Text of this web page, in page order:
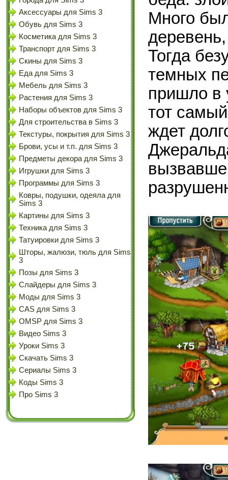
Аксессуары для Sims 3
Обувь для Sims 3
Косметика для Sims 3
Транспорт для Sims 3
Скины для Sims 3
Еда для Sims 3
Мебель для Sims 3
Растения для Sims 3
Наборы объектов для Sims 3
Для строительства в Sims 3
Текстуры, покрытия для Sims 3
Брови, усы и т.п. для Sims 3
Предметы декора для Sims 3
Игрушки для Sims 3
Программы для Sims 3
Ковры, подушки, одеяла для
Sims 3
Картины для Sims 3
Техника для Sims 3
Татуировки для Sims 3
Шторы, жалюзи, тюль для Sims
3
Позы для Sims 3
Слайдеры для Sims 3
Моды для Sims 3
CAS для Sims 3
OMSP для Sims 3
Видео Sims 3
Уроки Sims 3
Скачать Sims 3
Сериалы Sims 3
Коды Sims 3
Про Sims 3
Много
Тогда
темных
пришло в
тот
ждет